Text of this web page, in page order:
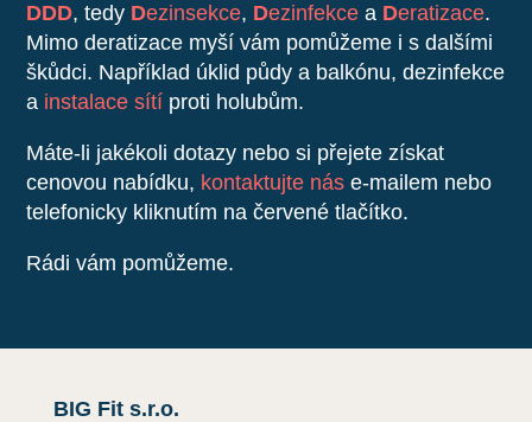
DDD, tedy Dezinsekce, Dezinfekce a Deratizace.
Mimo deratizace myší vám pomůžeme i s dalšími
škůdci. Například úklid půdy a balkónu, dezinfekce
a instalace sítí proti holubům.
Máte-li jakékoli dotazy nebo si přejete získat
cenovou nabídku, kontaktujte nás e-mailem nebo
telefonicky kliknutím na červené tlačítko.
Rádi vám pomůžeme.
BIG Fit s.r.o.